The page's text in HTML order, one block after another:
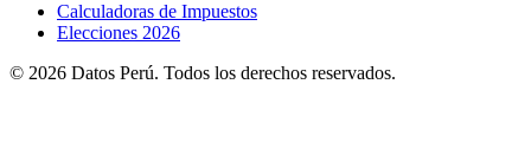
Calculadoras de Impuestos
Elecciones 2026
© 2026 Datos Perú. Todos los derechos reservados.